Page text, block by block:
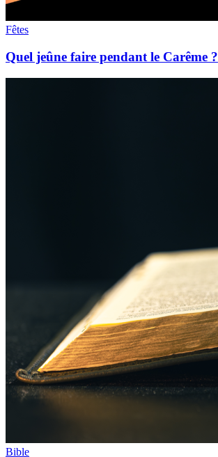
Fêtes
Quel jeûne faire pendant le Carême ?
Bible